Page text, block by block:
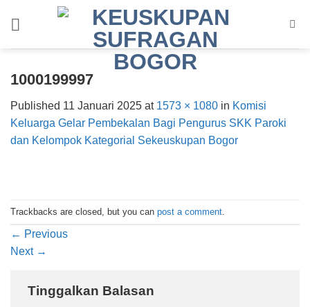
1000199997
Published 11 Januari 2025 at 1573 × 1080 in Komisi
Keluarga Gelar Pembekalan Bagi Pengurus SKK Paroki
dan Kelompok Kategorial Sekeuskupan Bogor
Trackbacks are closed, but you can post a comment
← Previous
Next →
Tinggalkan Balasan